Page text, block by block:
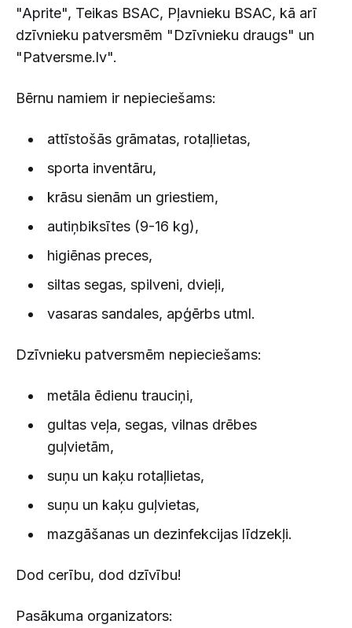
"Aprite", Teikas BSAC, Pļavnieku BSAC, kā arī
dzīvnieku patversmēm "Dzīvnieku draugs" un
"Patversme.lv".
Bērnu namiem ir nepieciešams:
attīstošās grāmatas, rotaļlietas,
sporta inventāru,
krāsu sienām un griestiem,
autiņbiksītes (9-16 kg),
higiēnas preces,
siltas segas, spilveni, dvieļi,
vasaras sandales, apģērbs utml.
Dzīvnieku patversmēm nepieciešams:
metāla ēdienu trauciņi,
gultas veļa, segas, vilnas drēbes
guļvietām,
suņu un kaķu rotaļlietas,
suņu un kaķu guļvietas,
mazgāšanas un dezinfekcijas līdzekļi.
Dod cerību, dod dzīvību!
Pasākuma organizators: